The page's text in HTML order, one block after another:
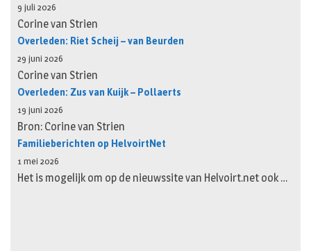
9 juli 2026
Corine van Strien
Overleden: Riet Scheij – van Beurden
29 juni 2026
Corine van Strien
Overleden: Zus van Kuijk – Pollaerts
19 juni 2026
Bron: Corine van Strien
Familieberichten op HelvoirtNet
1 mei 2026
Het is mogelijk om op de nieuwssite van Helvoirt.net ook …